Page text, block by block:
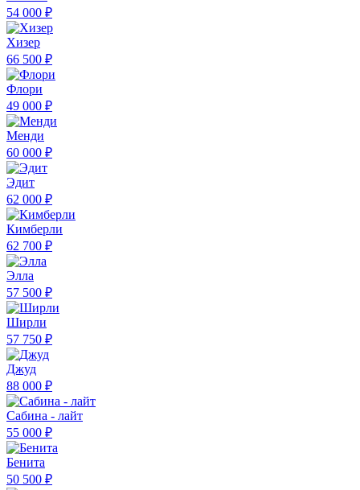
54 000 ₽
Хизер
66 500 ₽
Флори
49 000 ₽
Менди
60 000 ₽
Эдит
62 000 ₽
Кимберли
62 700 ₽
Элла
57 500 ₽
Ширли
57 750 ₽
Джуд
88 000 ₽
Сабина - лайт
55 000 ₽
Бенита
50 500 ₽